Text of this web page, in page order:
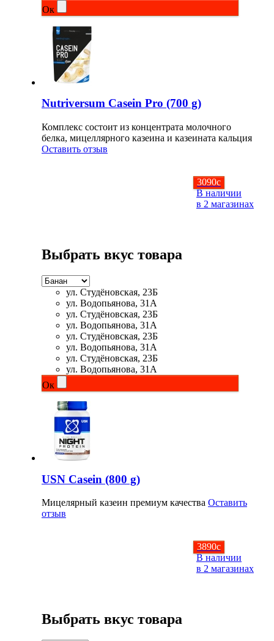
Растительный протеин
Снижение веса
НАЗАД
Жиросжигатели
Карнитин
Протеиновые батончики
Протеиновые печенья
Для тренировки
НАЗАД
НАЗАД
Порошковые BCAA
BCAA в таблетках и капсулах
Креатин
Бета-аланин
Ок
3090c
В наличии
в 2 магазинах
Nutriversum Casein Pro (700 g)
Комплекс состоит из концентрата молочного
белка, мицеллярного казеина и казеината кальция
Оставить отзыв
Выбрать вкус товара
ул. Студёновская, 23Б
ул. Водопьянова, 31А
ул. Студёновская, 23Б
ул. Водопьянова, 31А
ул. Студёновская, 23Б
ул. Водопьянова, 31А
ул. Студёновская, 23Б
ул. Водопьянова, 31А
Ок
3890c
В наличии
в 2 магазинах
USN Casein (800 g)
Мицелярный казеин премиум качества Оставить
отзыв
Выбрать вкус товара